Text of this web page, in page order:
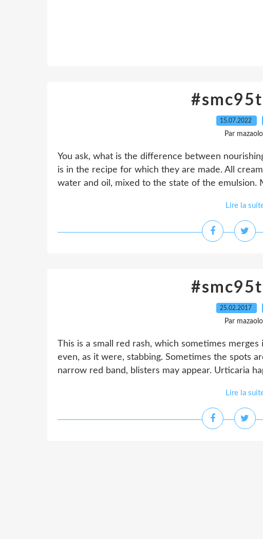
15.07.2022
Par
You ask, what is the difference between
is in the recipe for which they are made. All
water and oil, mixed to the state of the emulsion.
Lire la
25.02.2017
Par
This is a small red rash, which sometimes
even, as it were, stabbing. Sometimes the spots
narrow red band, blisters may appear. Urticaria
Lire la